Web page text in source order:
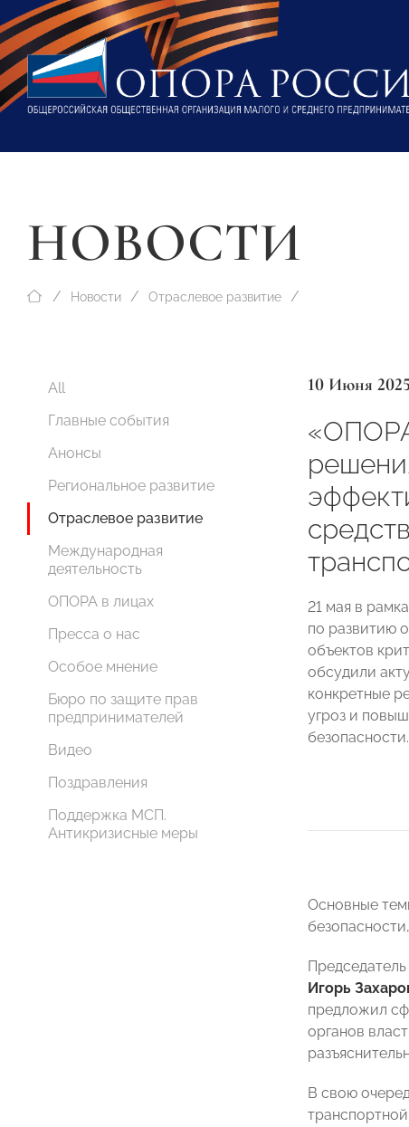
НОВОСТИ
Новости Отраслевое развитие
All
Главные события
Анонсы
Региональное развитие
Отраслевое развитие
Международная
деятельность
ОПОРА в лицах
Пресса о нас
Особое мнение
Бюро по защите прав
предпринимателей
Видео
Поздравления
Поддержка МСП.
Антикризисные меры
10 Июня 2025
21 мая в
по развитию
объектов
обсудили
конкретные
угроз и
безопасности.
Основные
Игорь
предложил
органов
В свою